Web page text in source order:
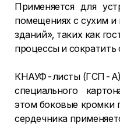
Применяется для
помещениях с сухим
зданий», таких как
процессы и
КНАУФ-листы (ГСП-А) -
специального
этом боковые кромки
сердечника